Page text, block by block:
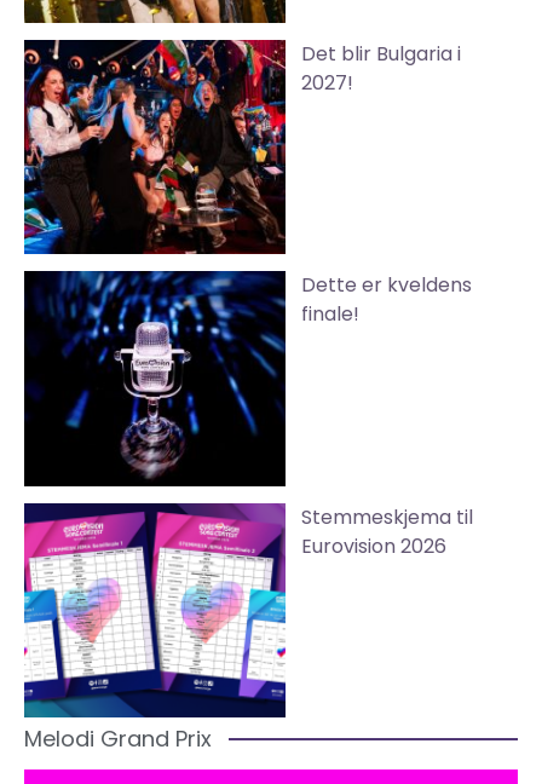
Det blir Bulgaria i
2027!
Dette er kveldens
finale!
Stemmeskjema til
Eurovision 2026
Melodi Grand Prix